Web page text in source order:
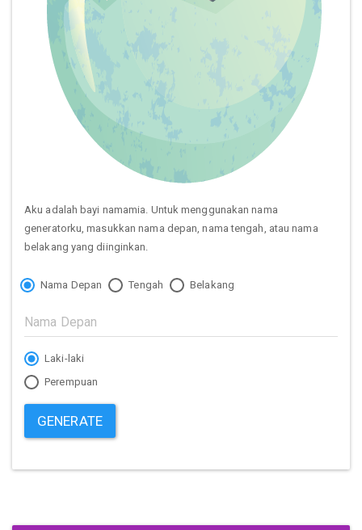
Aku adalah bayi namamia. Untuk menggunakan nama
generatorku, masukkan nama depan, nama tengah, atau nama
belakang yang diinginkan.
Nama Depan Tengah Belakang
Laki-laki
Perempuan
GENERATE